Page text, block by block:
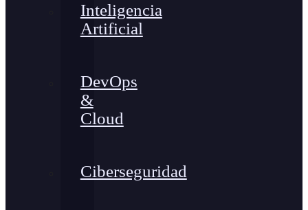
Inteligencia
Artificial
DevOps
&
Cloud
Ciberseguridad